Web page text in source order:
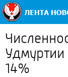
Удмуртии
14%